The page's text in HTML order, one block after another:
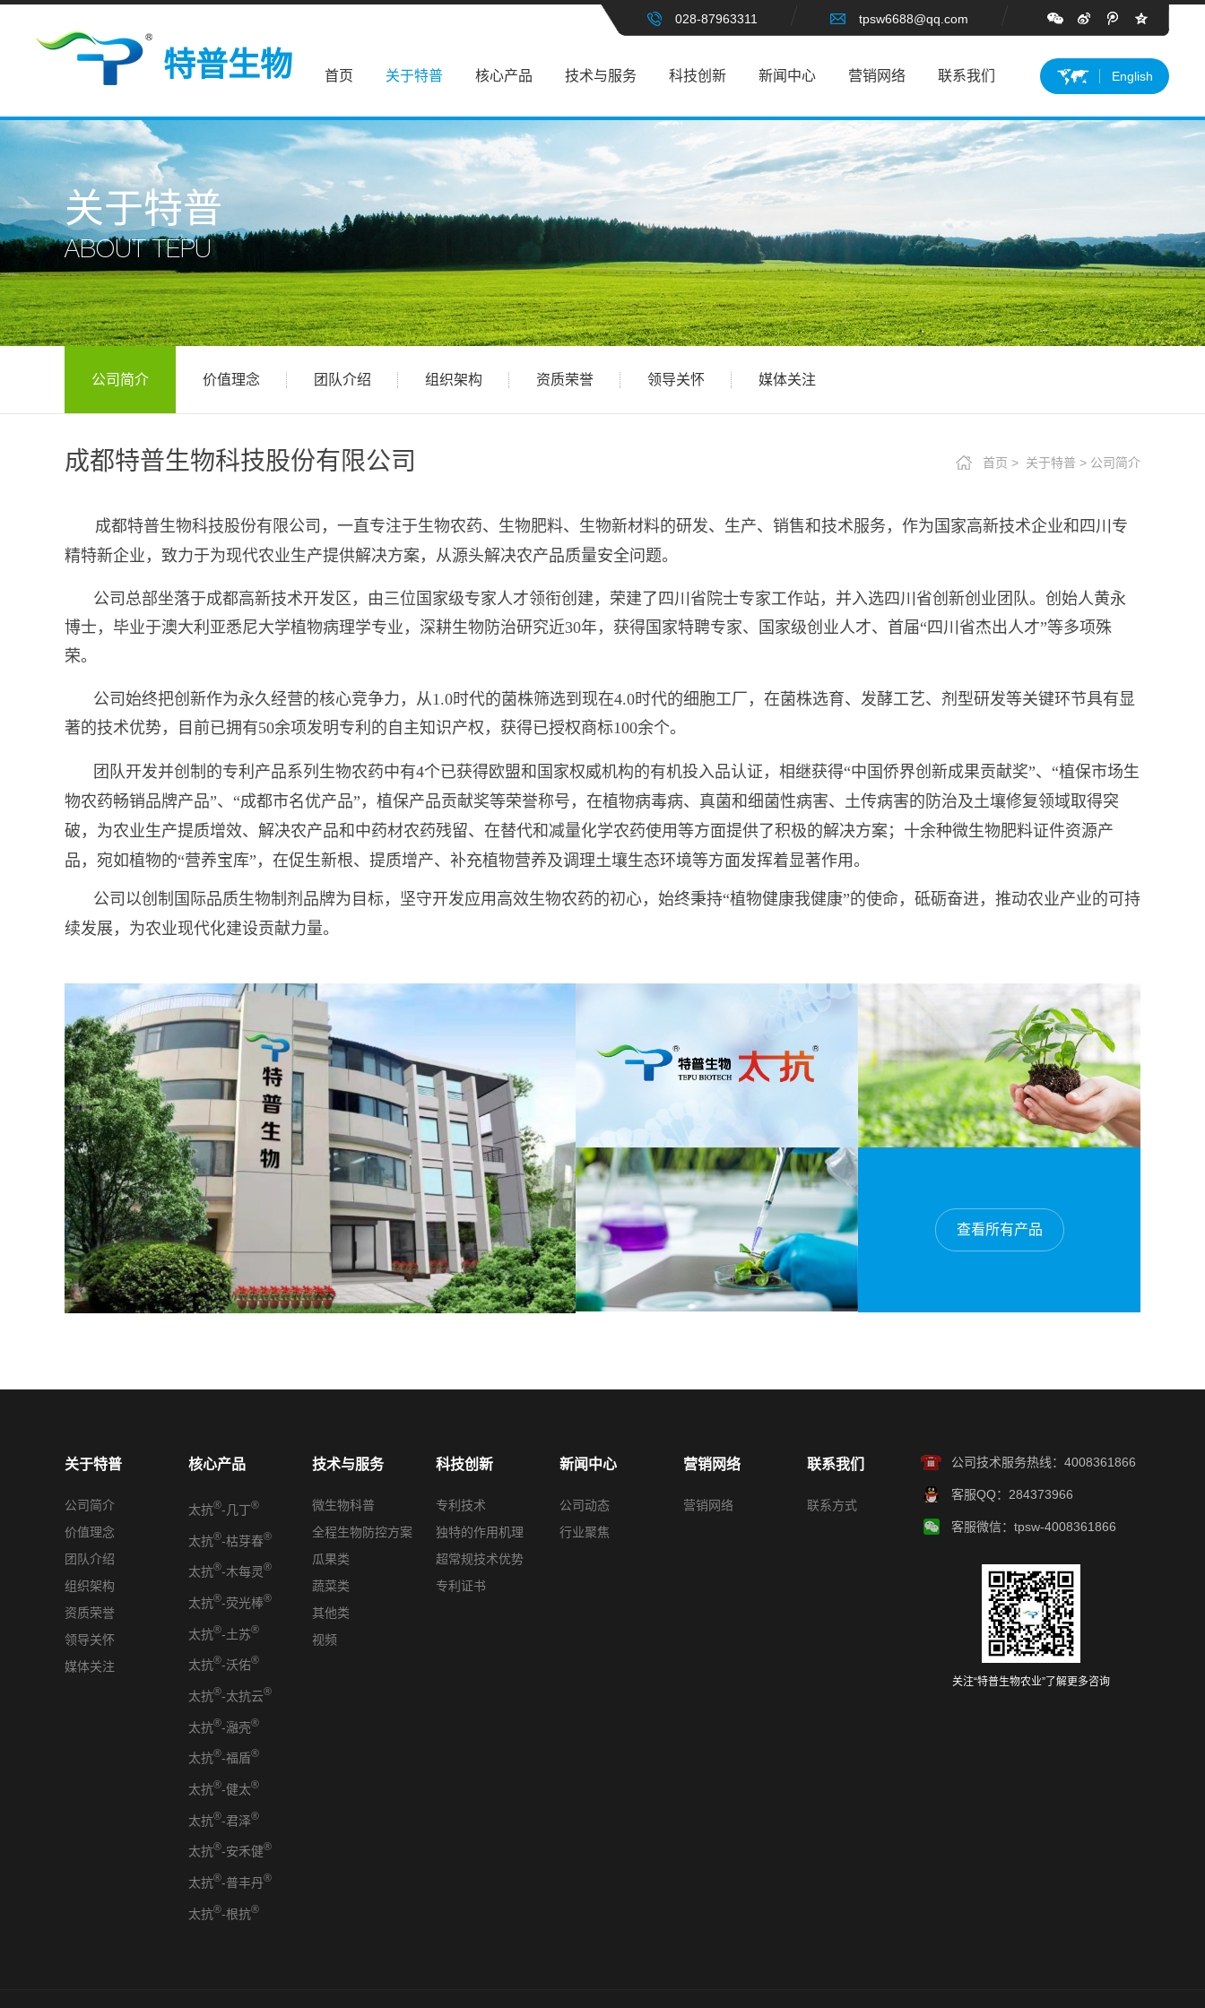
特普生物
028-87963311 tpsw6688@qq.com
English
首页 关于特普 核心产品 技术与服务 科技创新 新闻中心 营销网络 联系我们
关于特普
ABOUT TEPU
公司简介 价值理念 团队介绍 组织架构 资质荣誉 领导关怀 媒体关注
成都特普生物科技股份有限公司 首页 > 关于特普 > 公司简介
成都特普生物科技股份有限公司，一直专注于生物农药、生物肥料、生物新材料的研发、生产、销售和技术服务，作为国家高新技术企业和四川专
精特新企业，致力于为现代农业生产提供解决方案，从源头解决农产品质量安全问题。
公司总部坐落于成都高新技术开发区，由三位国家级专家人才领衔创建，荣建了四川省院士专家工作站，并入选四川省创新创业团队。创始人黄永
博士，毕业于澳大利亚悉尼大学植物病理学专业，深耕生物防治研究近30年，获得国家特聘专家、国家级创业人才、首届“四川省杰出人才”等多项殊
荣。
公司始终把创新作为永久经营的核心竞争力，从1.0时代的菌株筛选到现在4.0时代的细胞工厂，在菌株选育、发酵工艺、剂型研发等关键环节具有显
著的技术优势，目前已拥有50余项发明专利的自主知识产权，获得已授权商标100余个。
团队开发并创制的专利产品系列生物农药中有4个已获得欧盟和国家权威机构的有机投入品认证，相继获得“中国侨界创新成果贡献奖”、“植保市场生
物农药畅销品牌产品”、“成都市名优产品”，植保产品贡献奖等荣誉称号，在植物病毒病、真菌和细菌性病害、土传病害的防治及土壤修复领域取得突
破，为农业生产提质增效、解决农产品和中药材农药残留、在替代和减量化学农药使用等方面提供了积极的解决方案；十余种微生物肥料证件资源产
品，宛如植物的“营养宝库”，在促生新根、提质增产、补充植物营养及调理土壤生态环境等方面发挥着显著作用。
公司以创制国际品质生物制剂品牌为目标，坚守开发应用高效生物农药的初心， 始终秉持“植物健康我健康”的使命，砥砺奋进，推动农业产业的可持
续发展，为农业现代化建设贡献力量。
查看所有产品
关于特普
公司简介
价值理念
团队介绍
组织架构
资质荣誉
领导关怀
媒体关注
核心产品
太抗®-几丁®
太抗®-枯芽春®
太抗®-木每灵®
太抗®-荧光棒®
太抗®-土苏®
太抗®-沃佑®
太抗®-太抗云®
太抗®-瀜壳®
太抗®-福盾®
太抗®-健太®
太抗®-君泽®
太抗®-安禾健®
太抗®-普丰丹®
太抗®-根抗®
技术与服务
微生物科普
全程生物防控方案
瓜果类
蔬菜类
其他类
视频
科技创新
专利技术
独特的作用机理
超常规技术优势
专利证书
新闻中心
公司动态
行业聚焦
营销网络
营销网络
联系我们
联系方式
公司技术服务热线：4008361866
客服QQ：284373966
客服微信：tpsw-4008361866
关注“特普生物农业”了解更多咨询